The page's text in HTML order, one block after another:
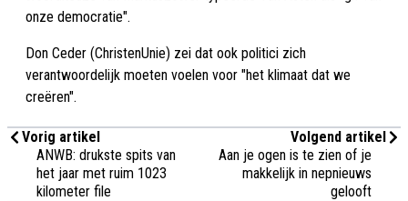
onze democratie".
Don Ceder (ChristenUnie) zei dat ook politici zich
verantwoordelijk moeten voelen voor "het klimaat dat we
creëren".
Vorig artikel
ANWB: drukste spits van
het jaar met ruim 1023
kilometer file
Volgend artikel
Aan je ogen is te zien of je
makkelijk in nepnieuws
gelooft